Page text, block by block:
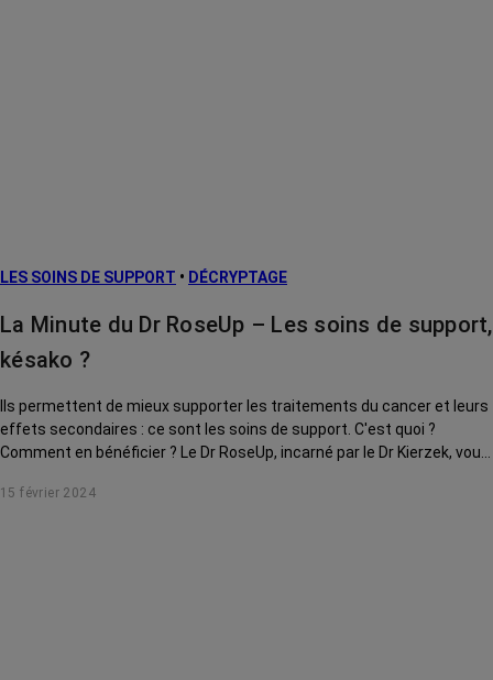
LES SOINS DE SUPPORT • DÉCRYPTAGE
La Minute du Dr RoseUp – Les soins de support,
késako ?
Ils permettent de mieux supporter les traitements du cancer et leurs
effets secondaires : ce sont les soins de support. C'est quoi ?
Comment en bénéficier ? Le Dr RoseUp, incarné par le Dr Kierzek, vous
15 février 2024